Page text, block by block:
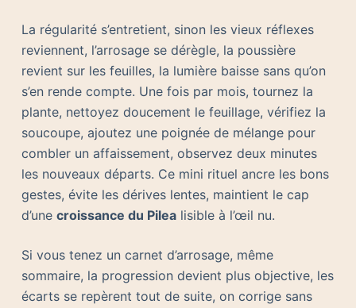
La régularité s’entretient, sinon les vieux réflexes
reviennent, l’arrosage se dérègle, la poussière
revient sur les feuilles, la lumière baisse sans qu’on
s’en rende compte. Une fois par mois, tournez la
plante, nettoyez doucement le feuillage, vérifiez la
soucoupe, ajoutez une poignée de mélange pour
combler un affaissement, observez deux minutes
les nouveaux départs. Ce mini rituel ancre les bons
gestes, évite les dérives lentes, maintient le cap
d’une croissance du Pilealisible à l’œil nu.
Si vous tenez un carnet d’arrosage, même
sommaire, la progression devient plus objective, les
écarts se repèrent tout de suite, on corrige sans